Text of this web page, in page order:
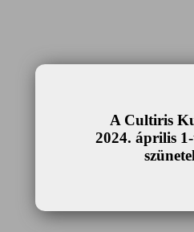
A Cultiris
2024. április